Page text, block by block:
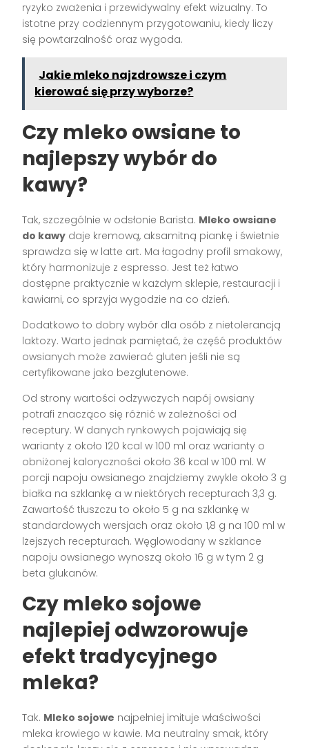
ryzyko zważenia i przewidywalny efekt wizualny. To
istotne przy codziennym przygotowaniu, kiedy liczy
się powtarzalność oraz wygoda.
Jakie mleko najzdrowsze i czym
kierować się przy wyborze?
Czy mleko owsiane to
najlepszy wybór do
kawy?
Tak, szczególnie w odsłonie Barista. Mleko owsiane
do kawy daje kremową, aksamitną piankę i świetnie
sprawdza się w latte art. Ma łagodny profil smakowy,
który harmonizuje z espresso. Jest też łatwo
dostępne praktycznie w każdym sklepie, restauracji i
kawiarni, co sprzyja wygodzie na co dzień.
Dodatkowo to dobry wybór dla osób z nietolerancją
laktozy. Warto jednak pamiętać, że część produktów
owsianych może zawierać gluten jeśli nie są
certyfikowane jako bezglutenowe.
Od strony wartości odżywczych napój owsiany
potrafi znacząco się różnić w zależności od
receptury. W danych rynkowych pojawiają się
warianty z około 120 kcal w 100 ml oraz warianty o
obniżonej kaloryczności około 36 kcal w 100 ml. W
porcji napoju owsianego znajdziemy zwykle około 3 g
białka na szklankę a w niektórych recepturach 3,3 g.
Zawartość tłuszczu to około 5 g na szklankę w
standardowych wersjach oraz około 1,8 g na 100 ml w
lżejszych recepturach. Węglowodany w szklance
napoju owsianego wynoszą około 16 g w tym 2 g
beta glukanów.
Czy mleko sojowe
najlepiej odwzorowuje
efekt tradycyjnego
mleka?
Tak. Mleko sojowe najpełniej imituje właściwości
mleka krowiego w kawie. Ma neutralny smak, który